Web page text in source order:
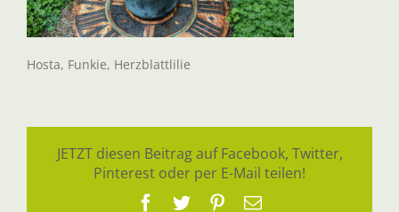
Hosta, Funkie, Herzblattlilie
JETZT diesen Beitrag auf Facebook, Twitter,
Pinterest oder per E-Mail teilen!
Facebook
TwitterPinterest
E-